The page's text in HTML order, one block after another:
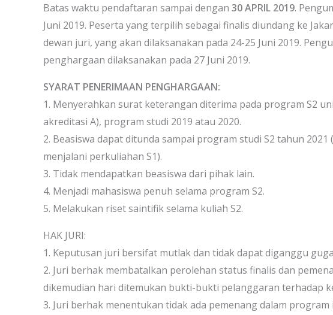
Batas waktu pendaftaran sampai dengan 30 APRIL 2019.
Juni 2019. Peserta yang terpilih sebagai finalis diundang ke
dewan juri, yang akan dilaksanakan pada 24-25 Juni 2019.
penghargaan dilaksanakan pada 27 Juni 2019.
SYARAT PENERIMAAN PENGHARGAAN:
1. Menyerahkan surat keterangan diterima pada program S2
akreditasi A), program studi 2019 atau 2020.
2. Beasiswa dapat ditunda sampai program studi S2 tahun
menjalani perkuliahan S1).
3. Tidak mendapatkan beasiswa dari pihak lain.
4. Menjadi mahasiswa penuh selama program S2.
5. Melakukan riset saintifik selama kuliah S2.
HAK JURI:
1. Keputusan juri bersifat mutlak dan tidak dapat diganggu
2. Juri berhak membatalkan perolehan status finalis dan
dikemudian hari ditemukan bukti-bukti pelanggaran terhadap
3. Juri berhak menentukan tidak ada pemenang dalam